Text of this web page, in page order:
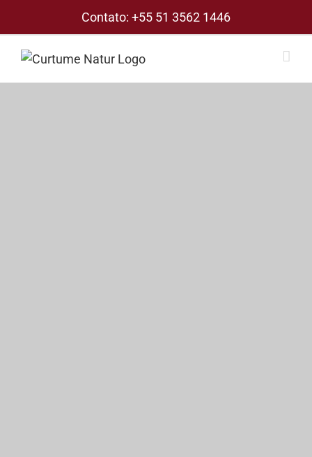
content
Contato: +55 51 3562 1446